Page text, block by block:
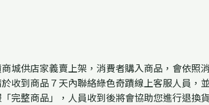
城供店家義賣上架，消費者購入商品，會依照
收到商品７天內聯絡綠色奇蹟線上客服人員
完整商品」，人員收到後將會協助您進行退換